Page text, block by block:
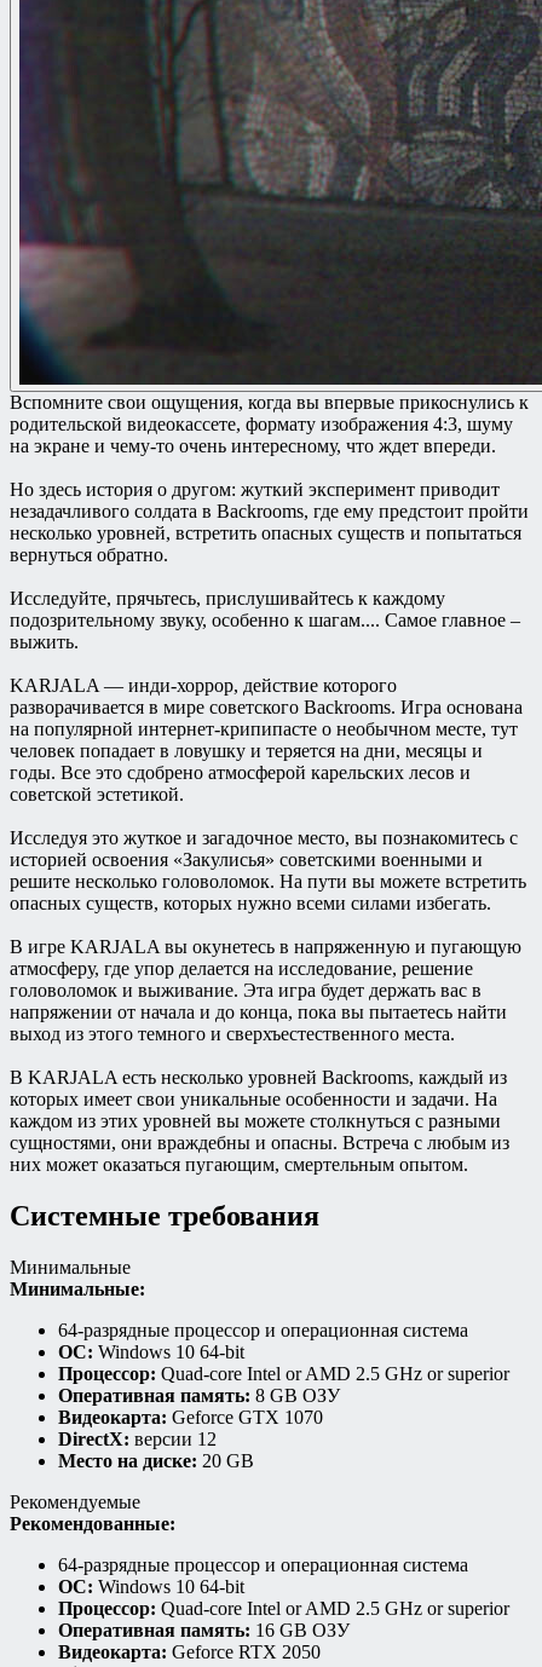
Вспомните свои ощущения, когда вы впервые прикоснулись к
родительской видеокассете, формату изображения 4:3, шуму
на экране и чему-то очень интересному, что ждет впереди.
Но здесь история о другом: жуткий эксперимент приводит
незадачливого солдата в Backrooms, где ему предстоит пройти
несколько уровней, встретить опасных существ и попытаться
вернуться обратно.
Исследуйте, прячьтесь, прислушивайтесь к каждому
подозрительному звуку, особенно к шагам.... Самое главное –
выжить.
KARJALA — инди-хоррор, действие которого
разворачивается в мире советского Backrooms. Игра основана
на популярной интернет-крипипасте о необычном месте, тут
человек попадает в ловушку и теряется на дни, месяцы и
годы. Все это сдобрено атмосферой карельских лесов и
советской эстетикой.
Исследуя это жуткое и загадочное место, вы познакомитесь с
историей освоения «Закулисья» советскими военными и
решите несколько головоломок. На пути вы можете встретить
опасных существ, которых нужно всеми силами избегать.
В игре KARJALA вы окунетесь в напряженную и пугающую
атмосферу, где упор делается на исследование, решение
головоломок и выживание. Эта игра будет держать вас в
напряжении от начала и до конца, пока вы пытаетесь найти
выход из этого темного и сверхъестественного места.
В KARJALA есть несколько уровней Backrooms, каждый из
которых имеет свои уникальные особенности и задачи. На
каждом из этих уровней вы можете столкнуться с разными
сущностями, они враждебны и опасны. Встреча с любым из
них может оказаться пугающим, смертельным опытом.
Системные требования
Минимальные
Минимальные:
64-разрядные процессор и операционная система
ОС: Windows 10 64-bit
Процессор: Quad-core Intel or AMD 2.5 GHz or superior
Оперативная память: 8 GB ОЗУ
Видеокарта: Geforce GTX 1070
DirectX: версии 12
Место на диске: 20 GB
Рекомендуемые
Рекомендованные:
64-разрядные процессор и операционная система
ОС: Windows 10 64-bit
Процессор: Quad-core Intel or AMD 2.5 GHz or superior
Оперативная память: 16 GB ОЗУ
Видеокарта: Geforce RTX 2050